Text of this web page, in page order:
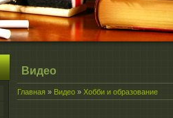
Видео
Главная » Видео » Хобби и образование